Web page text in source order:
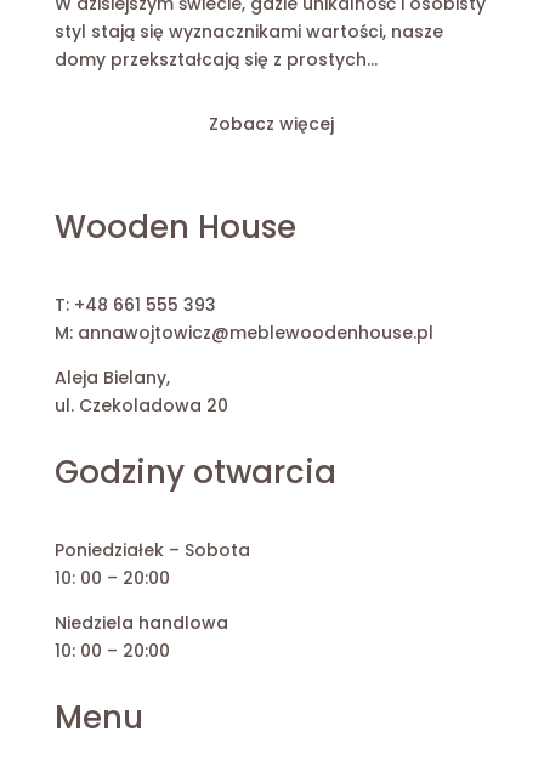
styl stają się wyznacznikami wartości, nasze
domy przekształcają się z prostych...
Zobacz więcej
Wooden House
T: +48 661 555 393
M: annawojtowicz@meblewoodenhouse.pl
Aleja Bielany,
ul. Czekoladowa 20
Godziny otwarcia
Poniedziałek – Sobota
10: 00 – 20:00
Niedziela handlowa
10: 00 – 20:00
Menu